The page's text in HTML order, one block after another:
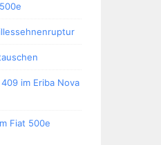
im Eriba Nova
Fiat 500e